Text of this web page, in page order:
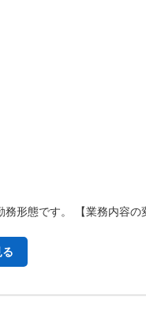
形態です。 【業務内容の